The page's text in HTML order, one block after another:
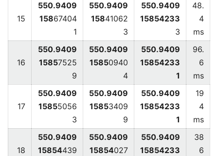
15
550.9409
15867404
1
550.9409
15841062
3
550.9409
15854233
3
48.
4
ms
16
550.9409
15857525
9
550.9409
15850940
4
550.9409
15854233
1
96.
6
ms
17
550.9409
15855056
3
550.9409
15853409
9
550.9409
15854233
1
19
4
ms
18
550.9409
15854439
550.9409
15854027
550.9409
15854233
38
6